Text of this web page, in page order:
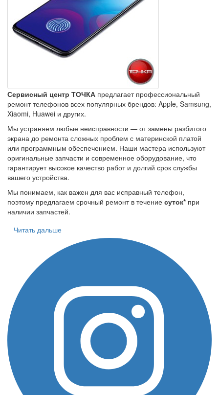
Сервисный центр ТОЧКА предлагает профессиональный
ремонт телефонов всех популярных брендов: Apple, Samsung,
Xiaomi, Huawei и других.
Мы устраняем любые неисправности — от замены разбитого
экрана до ремонта сложных проблем с материнской платой
или программным обеспечением. Наши мастера используют
оригинальные запчасти и современное оборудование, что
гарантирует высокое качество работ и долгий срок службы
вашего устройства.
Мы понимаем, как важен для вас исправный телефон,
поэтому предлагаем срочный ремонт в течение суток* при
наличии запчастей.
Читать дальше